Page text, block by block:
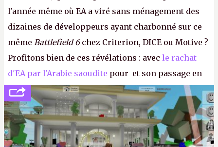
l'année même où EA a viré sans ménagement des
dizaines de développeurs ayant charbonné sur ce
même Battlefield 6chez Criterion, DICE ou Motive ?
Profitons bien de ces révélations : avec le rachat
d'EA par l'Arabie saoudite pour et son passage en
société privée, l'éditeur n'aura bientôt plus
l'obligation de publier ses bilans. Encore une
victoire pour la transparence.P.